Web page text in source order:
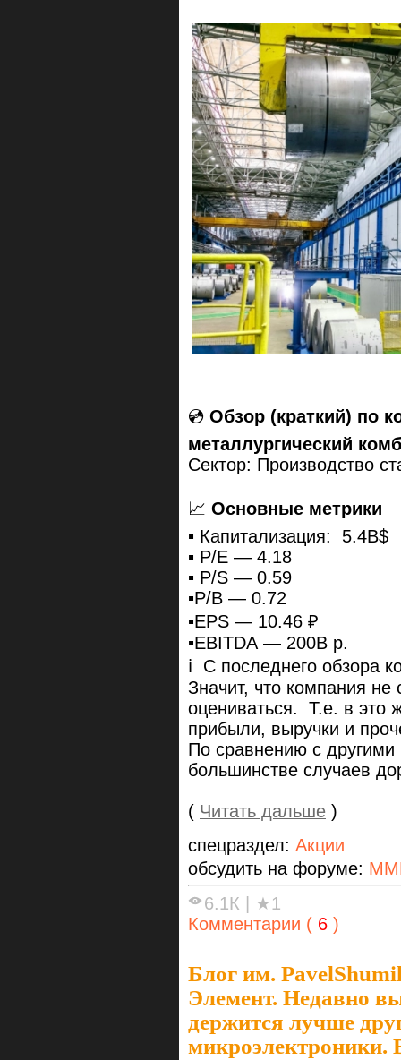
💿 Обзор (краткий) по
металлургический
Сектор: Производство
📈 Основные метрики
▪️ Капитализация: 5.4B$
▪️ P/E — 4.18
▪️ P/S — 0.59
▪️P/B — 0.72
▪️EPS — 10.46 ₽
▪️EBITDA — 200B р.
ℹ️ С последнего обзора
Значит, что компания
оцениваться. Т.е. в это
прибыли, выручки и
По сравнению с
большинстве случаев
( Читать дальше )
спецраздел: Акции
обсудить на форуме:
6.1К
★1
Комментарии ( 6 )
Блог им.
Элемент. Недавно
держится лучше
микроэлектроники.